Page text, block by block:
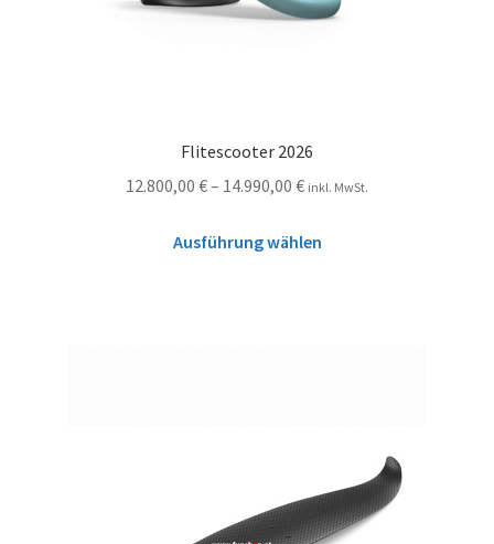
Flitescooter 2026
12.800,00 €– 14.990,00 € inkl. MwSt.
Ausführung wählen